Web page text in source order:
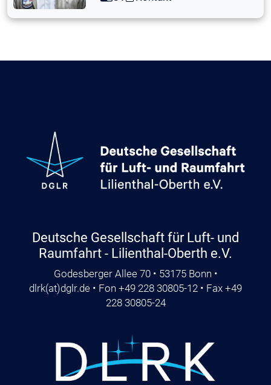
Deutsche Gesellschaft für Luft- und
Raumfahrt - Lilienthal-Oberth e.V.
Godesberger Allee 70 • 53175 Bonn •
dlrk(at)dglr.de • Fon +49 228 30805-12 • Fax +49
228 30805-24